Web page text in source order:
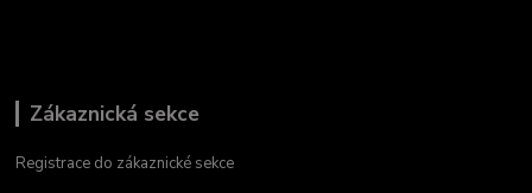
Zákaznická sekce
Registrace do zákaznické sekce